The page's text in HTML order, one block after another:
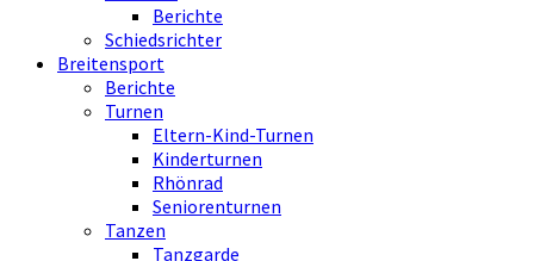
Berichte
Schiedsrichter
Breitensport
Berichte
Turnen
Eltern-Kind-Turnen
Kinderturnen
Rhönrad
Seniorenturnen
Tanzen
Tanzgarde